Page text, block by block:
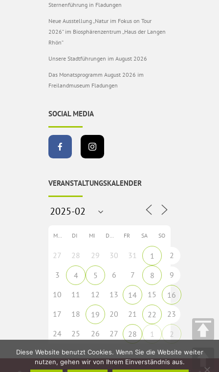
Sternenführung in Fladungen
Neue Ausstellung „Natur im Fokus on Tour
2026“ im Biosphärenzentrum „Haus der Langen
Rhön“
Unsere Stadtführungen im August 2026
Das Monatsprogramm August 2026 im
Freilandmuseum Fladungen
SOCIAL MEDIA
VERANSTALTUNGSKALENDER
MO DI MI DO FR SA SO
27 28 29 30 31 1
2
3
4 5 6 7 8
9
10
11 12 13 14 15
16
17
18 19 20 21 22
23
24
25 26 27 28 1 2
Diese Website benutzt Cookies. Wenn Sie die Website weiter
nutzen, gehen wir von Ihrem Einverständnis aus.